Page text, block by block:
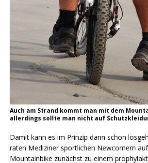
Auch am Strand kommt man mit dem
allerdings sollte man nicht auf
Damit kann es im Prinzip dann schon
raten Mediziner sportlichen Newcomern
Mountainbike zunächst zu einem